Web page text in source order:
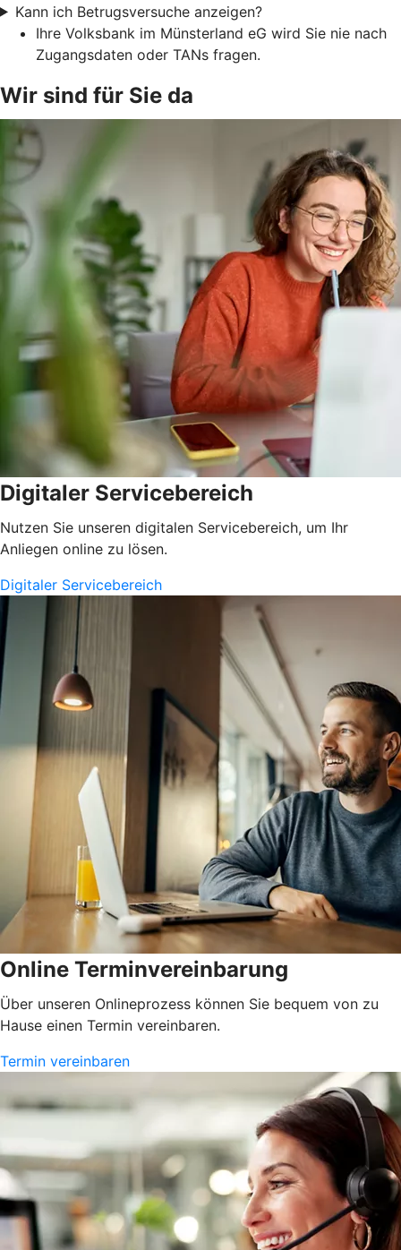
Kann ich Betrugsversuche anzeigen?
Ihre Volksbank im Münsterland eG wird Sie nie nach
Zugangsdaten oder TANs fragen.
Wir sind für Sie da
Digitaler Servicebereich
Nutzen Sie unseren digitalen Servicebereich, um Ihr
Anliegen online zu lösen.
Digitaler Servicebereich
Online Terminvereinbarung
Über unseren Onlineprozess können Sie bequem von zu
Hause einen Termin vereinbaren.
Termin vereinbaren